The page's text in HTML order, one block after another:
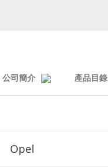
公司簡介 產品目錄
Opel